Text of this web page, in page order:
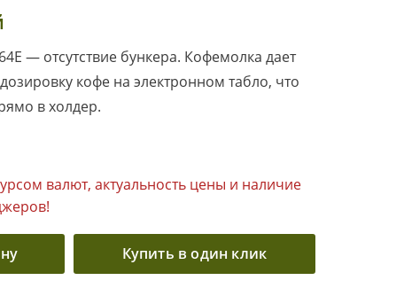
― отсутствие бункера. Кофемолка дает
кофе на электронном табло, что
в холдер.
валют, актуальность цены и наличие
Купить в один клик